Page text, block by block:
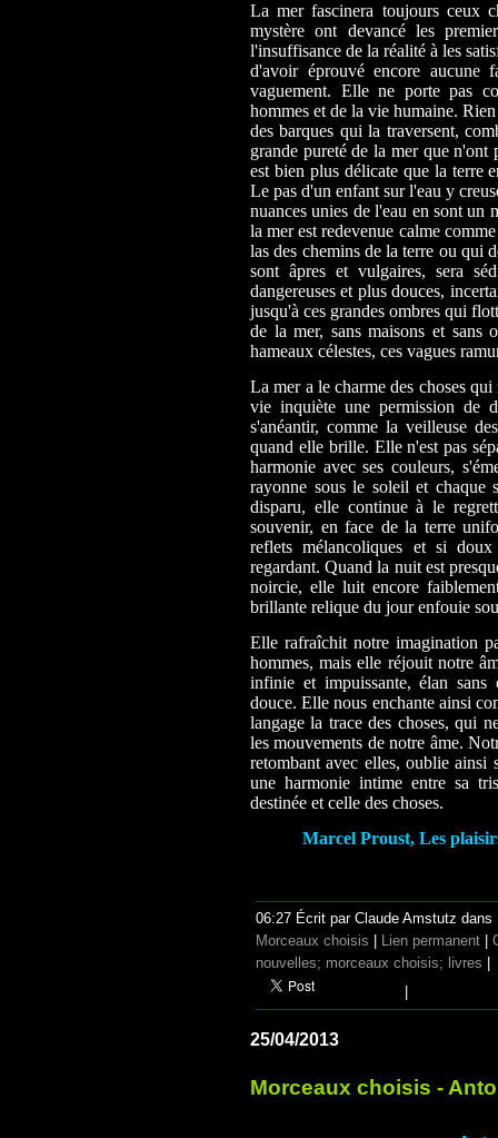
La mer fascinera toujours ceux
mystère ont devancé les
l'insuffisance de la réalité à les
d'avoir éprouvé encore aucune
vaguement. Elle ne porte pas
hommes et de la vie humaine.
des barques qui la traversent,
grande pureté de la mer que n'ont
est bien plus délicate que la terre
Le pas d'un enfant sur l'eau y
nuances unies de l'eau en sont un
la mer est redevenue calme
las des chemins de la terre ou qui
sont âpres et vulgaires, sera
dangereuses et plus douces,
jusqu'à ces grandes ombres qui
de la mer, sans maisons et sans
hameaux célestes, ces vagues
La mer a le charme des choses
vie inquiète une permission de
s'anéantir, comme la veilleuse
quand elle brille. Elle n'est pas
harmonie avec ses couleurs,
rayonne sous le soleil et
disparu, elle continue à le
souvenir, en face de la terre
reflets mélancoliques et si
regardant. Quand la nuit est
noircie, elle luit encore
brillante relique du jour enfouie
Elle rafraîchit notre imagination
hommes, mais elle réjouit notre
infinie et impuissante, élan sans
douce. Elle nous enchante ainsi
langage la trace des choses, qui
les mouvements de notre âme.
retombant avec elles, oublie ainsi
une harmonie intime entre sa
destinée et celle des choses.
Marcel Proust, Les
06:27 Écrit par Claude Amstutz dans
Morceaux choisis
Lien permanent
nouvelles; morceaux choisis; livres
25/04/2013
Morceaux choisis -